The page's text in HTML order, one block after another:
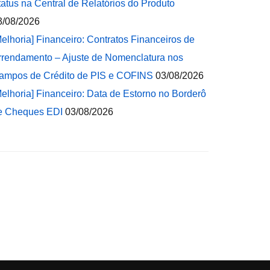
na Central de Relatórios do Produto
08/2026
Financeiro: Contratos Financeiros de
– Ajuste de Nomenclatura nos
de Crédito de PIS e COFINS 03/08/2026
Financeiro: Data de Estorno no Borderô
Cheques EDI 03/08/2026